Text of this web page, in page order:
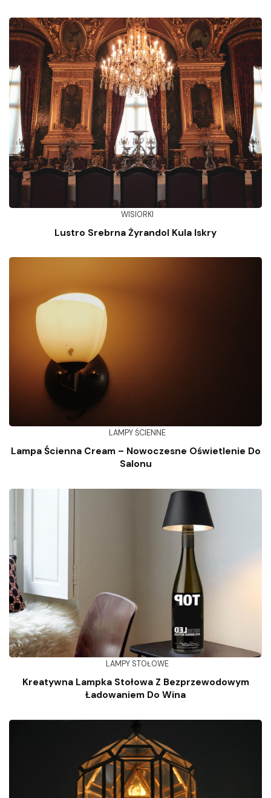
WISIORKI
Lustro Srebrna Żyrandol Kula Iskry
LAMPY ŚCIENNE
Lampa Ścienna Cream – Nowoczesne Oświetlenie Do
Salonu
LAMPY STOŁOWE
Kreatywna Lampka Stołowa Z Bezprzewodowym
Ładowaniem Do Wina